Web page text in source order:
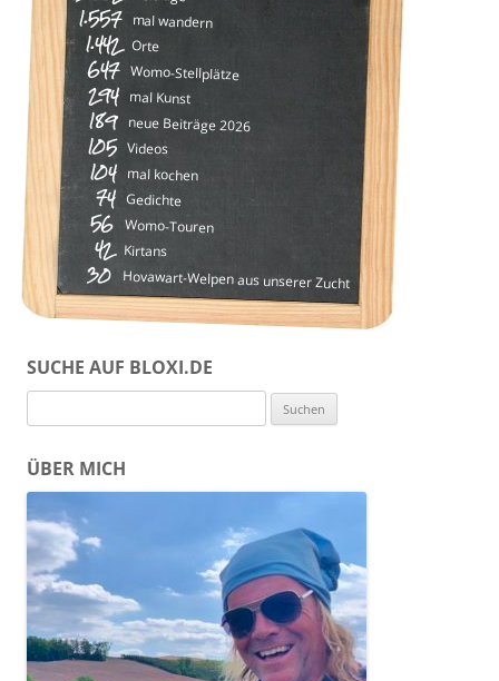
1.557 mal wandern
1.442 Orte
647 Womo-Stellplätze
294 mal Kunst
189 neue Beiträge 2026
105 Videos
104 mal kochen
74 Gedichte
56 Womo-Touren
42 Kirtans
30 Hovawart-Welpen aus unserer Zucht
SUCHE AUF BLOXI.DE
nach:
ÜBER MICH